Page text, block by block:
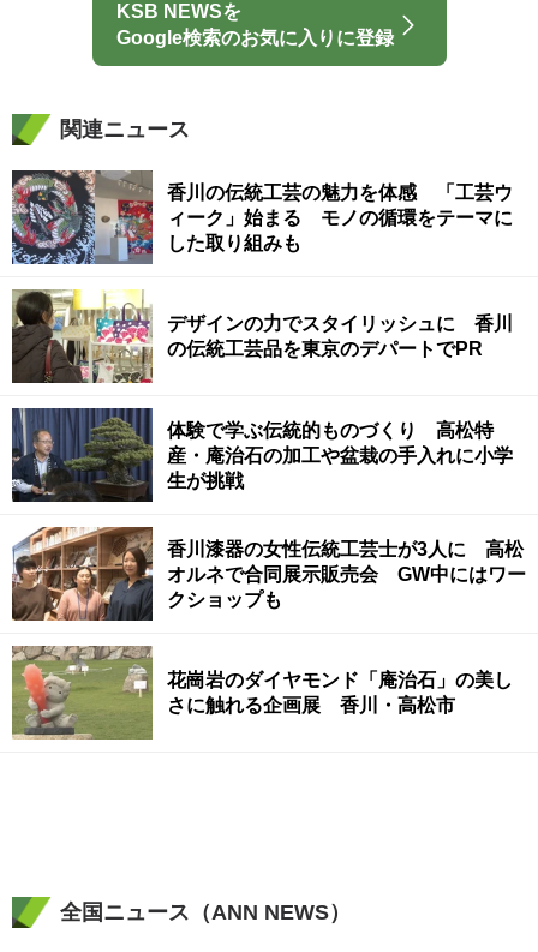
KSB NEWSを
Google検索のお気に入りに登録
関連ニュース
香川の伝統工芸の魅力を体感 「工芸ウ
ィーク」始まる モノの循環をテーマに
した取り組みも
デザインの力でスタイリッシュに 香川
の伝統工芸品を東京のデパートでPR
体験で学ぶ伝統的ものづくり 高松特
産・庵治石の加工や盆栽の手入れに小学
生が挑戦
香川漆器の女性伝統工芸士が3人に 高松
オルネで合同展示販売会 GW中にはワー
クショップも
花崗岩のダイヤモンド「庵治石」の美し
さに触れる企画展 香川・高松市
全国ニュース（ANN NEWS）